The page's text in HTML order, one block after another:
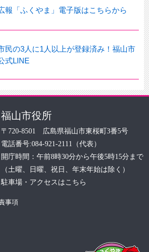
報「ふくやま」電子版はこちらから
民の3人に1人以上が登録済み！福山市
式LINE
福山市役所
〒720-8501 広島県福山市東桜町3番5号
電話番号:084-921-2111（代表）
開庁時間：午前8時30分から午後5時15分まで
（土曜、日曜、祝日、年末年始は除く）
駐車場・アクセスはこちら
事項